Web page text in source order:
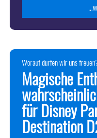
Worauf dürfen wir uns
Magische
für Disney
Destination